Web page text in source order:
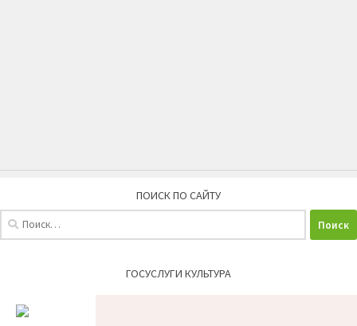
ПОИСК ПО САЙТУ
ГОСУСЛУГИ КУЛЬТУРА